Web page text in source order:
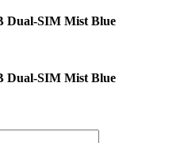
Dual-SIM Mist Blue
Dual-SIM Mist Blue